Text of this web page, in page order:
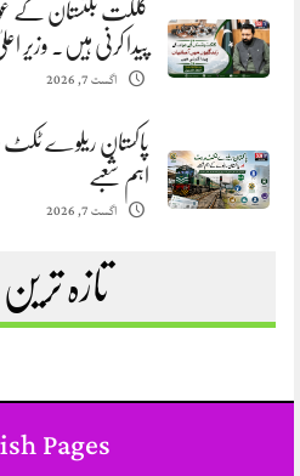
گلگت بلتستان کے
پیدا کرنی ہیں. وزیر
اگست 7, 2026
پاکستان ریلوے
اہم شعبے
اگست 7, 2026
تازہ ترین
Pages